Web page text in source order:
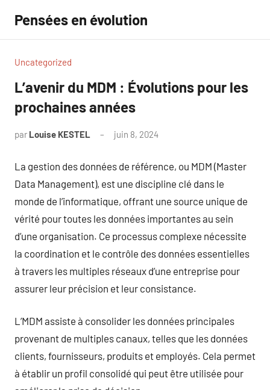
contenu
Pensées en évolution
Uncategorized
L’avenir du MDM : Évolutions pour les
prochaines années
par Louise KESTEL juin 8, 2024
La gestion des données de référence, ou MDM (Master
Data Management), est une discipline clé dans le
monde de l’informatique, offrant une source unique de
vérité pour toutes les données importantes au sein
d’une organisation. Ce processus complexe nécessite
la coordination et le contrôle des données essentielles
à travers les multiples réseaux d’une entreprise pour
assurer leur précision et leur consistance.
L’MDM assiste à consolider les données principales
provenant de multiples canaux, telles que les données
clients, fournisseurs, produits et employés. Cela permet
à établir un profil consolidé qui peut être utilisée pour